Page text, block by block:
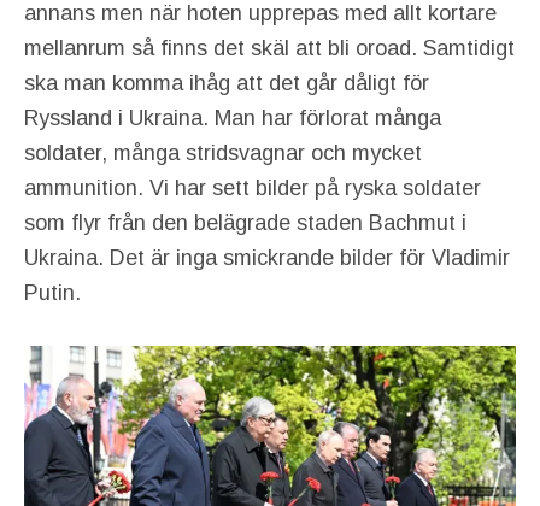
annans men när hoten upprepas med allt kortare
mellanrum så finns det skäl att bli oroad. Samtidigt
ska man komma ihåg att det går dåligt för
Ryssland i Ukraina. Man har förlorat många
soldater, många stridsvagnar och mycket
ammunition. Vi har sett bilder på ryska soldater
som flyr från den belägrade staden Bachmut i
Ukraina. Det är inga smickrande bilder för Vladimir
Putin.